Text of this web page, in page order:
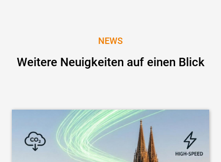
NEWS
Weitere Neuigkeiten auf einen Blick